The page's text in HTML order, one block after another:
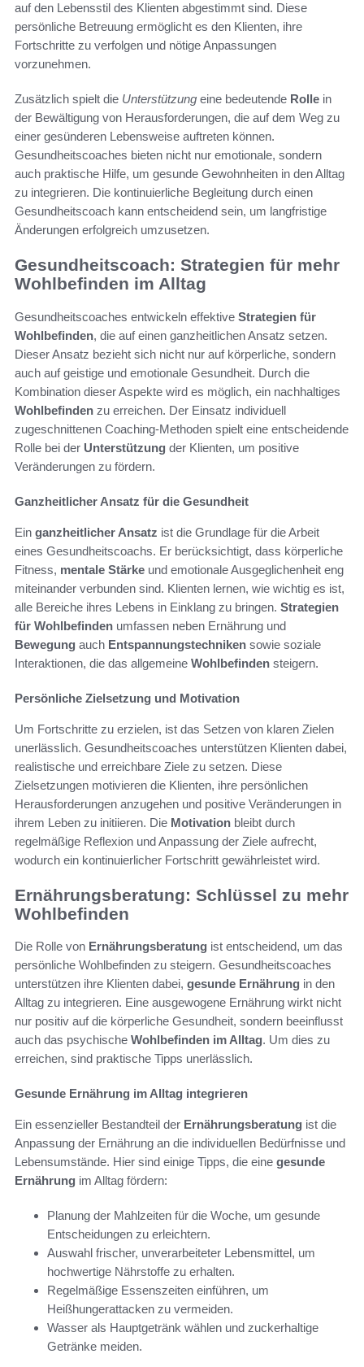
auf den Lebensstil des Klienten abgestimmt sind. Diese
persönliche Betreuung ermöglicht es den Klienten, ihre
Fortschritte zu verfolgen und nötige Anpassungen
vorzunehmen.
Zusätzlich spielt die Unterstützung eine bedeutende Rolle in
der Bewältigung von Herausforderungen, die auf dem Weg zu
einer gesünderen Lebensweise auftreten können.
Gesundheitscoaches bieten nicht nur emotionale, sondern
auch praktische Hilfe, um gesunde Gewohnheiten in den Alltag
zu integrieren. Die kontinuierliche Begleitung durch einen
Gesundheitscoach kann entscheidend sein, um langfristige
Änderungen erfolgreich umzusetzen.
Gesundheitscoach: Strategien für mehr
Wohlbefinden im Alltag
Gesundheitscoaches entwickeln effektive Strategien für
Wohlbefinden, die auf einen ganzheitlichen Ansatz setzen.
Dieser Ansatz bezieht sich nicht nur auf körperliche, sondern
auch auf geistige und emotionale Gesundheit. Durch die
Kombination dieser Aspekte wird es möglich, ein nachhaltiges
Wohlbefinden zu erreichen. Der Einsatz individuell
zugeschnittenen Coaching-Methoden spielt eine entscheidende
Rolle bei der Unterstützung der Klienten, um positive
Veränderungen zu fördern.
Ganzheitlicher Ansatz für die Gesundheit
Ein ganzheitlicher Ansatz ist die Grundlage für die Arbeit
eines Gesundheitscoachs. Er berücksichtigt, dass körperliche
Fitness, mentale Stärke und emotionale Ausgeglichenheit eng
miteinander verbunden sind. Klienten lernen, wie wichtig es ist,
alle Bereiche ihres Lebens in Einklang zu bringen. Strategien
für Wohlbefinden umfassen neben Ernährung und
Bewegung auch Entspannungstechniken sowie soziale
Interaktionen, die das allgemeine Wohlbefinden steigern.
Persönliche Zielsetzung und Motivation
Um Fortschritte zu erzielen, ist das Setzen von klaren Zielen
unerlässlich. Gesundheitscoaches unterstützen Klienten dabei,
realistische und erreichbare Ziele zu setzen. Diese
Zielsetzungen motivieren die Klienten, ihre persönlichen
Herausforderungen anzugehen und positive Veränderungen in
ihrem Leben zu initiieren. Die Motivation bleibt durch
regelmäßige Reflexion und Anpassung der Ziele aufrecht,
wodurch ein kontinuierlicher Fortschritt gewährleistet wird.
Ernährungsberatung: Schlüssel zu mehr
Wohlbefinden
Die Rolle von Ernährungsberatung ist entscheidend, um das
persönliche Wohlbefinden zu steigern. Gesundheitscoaches
unterstützen ihre Klienten dabei, gesunde Ernährung in den
Alltag zu integrieren. Eine ausgewogene Ernährung wirkt nicht
nur positiv auf die körperliche Gesundheit, sondern beeinflusst
auch das psychische Wohlbefinden im Alltag. Um dies zu
erreichen, sind praktische Tipps unerlässlich.
Gesunde Ernährung im Alltag integrieren
Ein essenzieller Bestandteil der Ernährungsberatung ist die
Anpassung der Ernährung an die individuellen Bedürfnisse und
Lebensumstände. Hier sind einige Tipps, die eine gesunde
Ernährung im Alltag fördern:
Planung der Mahlzeiten für die Woche, um gesunde
Entscheidungen zu erleichtern.
Auswahl frischer, unverarbeiteter Lebensmittel, um
hochwertige Nährstoffe zu erhalten.
Regelmäßige Essenszeiten einführen, um
Heißhungerattacken zu vermeiden.
Wasser als Hauptgetränk wählen und zuckerhaltige
Getränke meiden.